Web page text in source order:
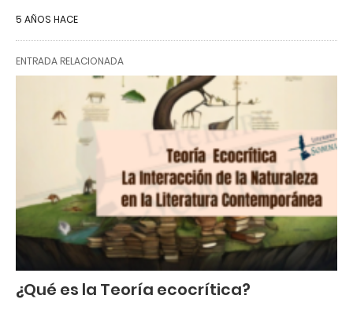
5 AÑOS HACE
ENTRADA RELACIONADA
¿Qué es la Teoría ecocrítica?